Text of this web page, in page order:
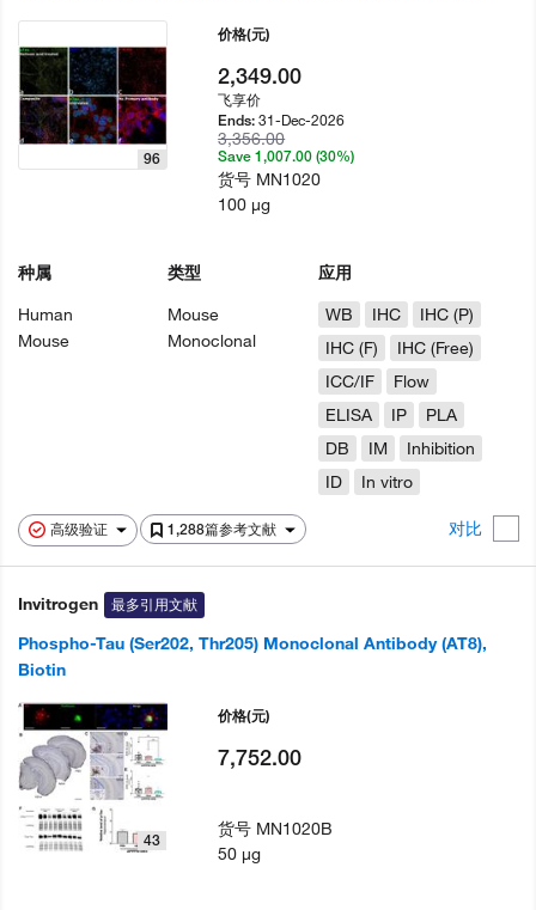
高级验证 1,288篇参考文献 对比
96
种属
Human
Mouse
类型
Mouse
Monoclonal
应用
WB
IHC
IHC (P)
IHC (F)
IHC (Free)
ICC/IF
Flow
ELISA
IP
PLA
DB
IM
Inhibition
ID
In vitro
价格(元)
2,349.00
飞享价
Ends:31-Dec-2026
3,356.00
Save 1,007.00 (30%)
货号 MN1020
100 µg
Invitrogen 最多引用文献
Phospho-Tau (Ser202, Thr205) Monoclonal Antibody (AT8),
Biotin
43
价格(元)
7,752.00
货号 MN1020B
50 µg